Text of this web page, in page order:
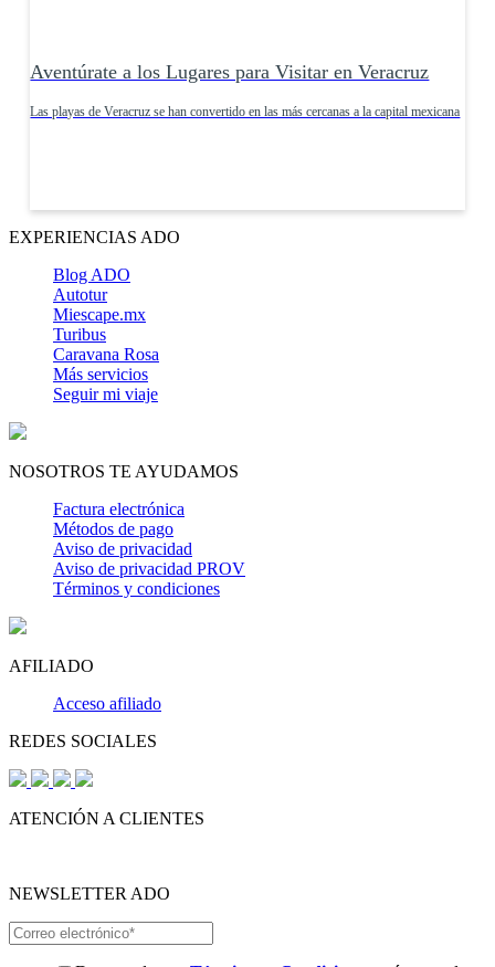
Aventúrate a los Lugares para Visitar en Veracruz
Las playas de Veracruz se han convertido en las más cercanas a la capital mexicana
EXPERIENCIAS ADO
Blog ADO
Autotur
Miescape.mx
Turibus
Caravana Rosa
Más servicios
Seguir mi viaje
NOSOTROS TE AYUDAMOS
Factura electrónica
Métodos de pago
Aviso de privacidad
Aviso de privacidad PROV
Términos y condiciones
AFILIADO
Acceso afiliado
REDES SOCIALES
ATENCIÓN A CLIENTES
NEWSLETTER ADO